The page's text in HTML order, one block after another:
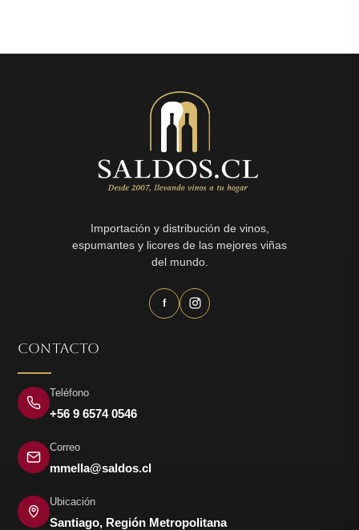
Importación y distribución de vinos,
espumantes y licores de las mejores viñas
del mundo.
f
CONTACTO
Teléfono
+56 9 6574 0546
Correo
mmella@saldos.cl
Ubicación
Santiago, Región Metropolitana